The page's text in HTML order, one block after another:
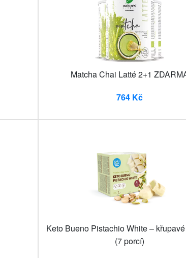
Matcha Chai Latté 2+1
764 Kč
Keto Bueno Pistachio White –
(7 porcí)